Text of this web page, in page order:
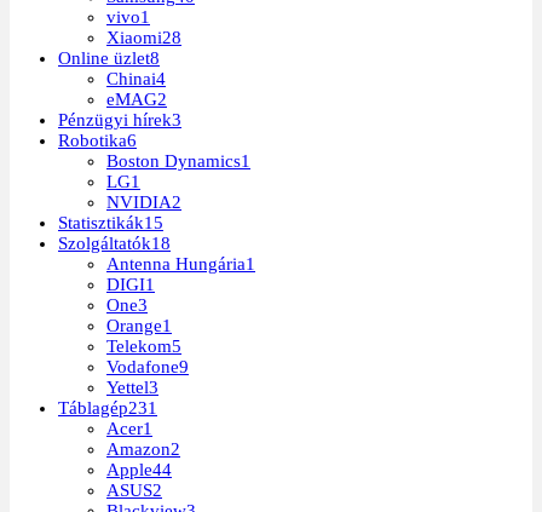
vivo1
Xiaomi28
Online üzlet8
Chinai4
eMAG2
Pénzügyi hírek3
Robotika6
Boston Dynamics1
LG1
NVIDIA2
Statisztikák15
Szolgáltatók18
Antenna Hungária1
DIGI1
One3
Orange1
Telekom5
Vodafone9
Yettel3
Táblagép231
Acer1
Amazon2
Apple44
ASUS2